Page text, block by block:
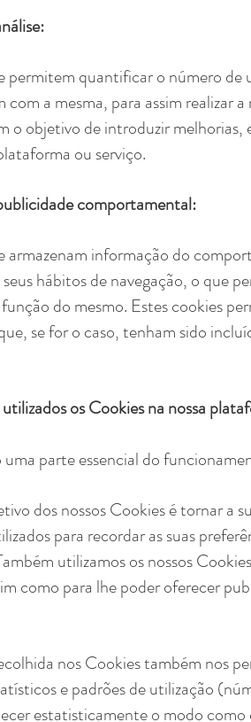
permitem quantificar o número de
com a mesma, para assim realizar
o objetivo de introduzir
ou serviço.
comportamental:
armazenam informação do
hábitos de navegação, o que
do mesmo. Estes cookies
se for o caso, tenham sido
os Cookies na nossa
parte essencial do
dos nossos Cookies é tornar a
para recordar as suas
utilizamos os nossos
como para lhe poder oferecer
nos Cookies também nos
e padrões de utilização
estatisticamente o modo